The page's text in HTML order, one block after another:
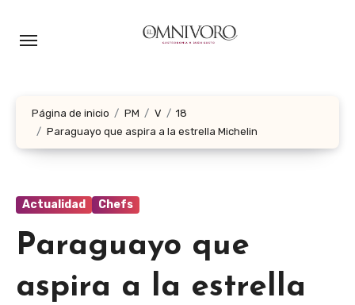
Página de inicio PM V
18
Paraguayo que aspira a la estrella Michelin
Actualidad Chefs
Paraguayo que
aspira a la estrella